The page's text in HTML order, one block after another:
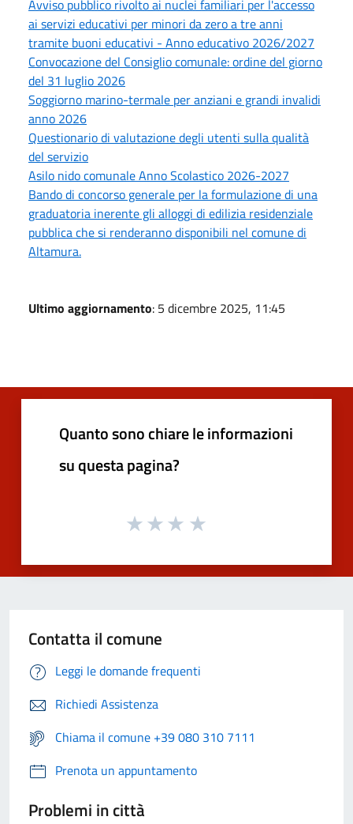
Avviso pubblico rivolto ai nuclei familiari per l'accesso
ai servizi educativi per minori da zero a tre anni
tramite buoni educativi - Anno educativo 2026/2027
Convocazione del Consiglio comunale: ordine del giorno
del 31 luglio 2026
Soggiorno marino-termale per anziani e grandi invalidi
anno 2026
Questionario di valutazione degli utenti sulla qualità
del servizio
Asilo nido comunale Anno Scolastico 2026-2027
Bando di concorso generale per la formulazione di una
graduatoria inerente gli alloggi di edilizia residenziale
pubblica che si renderanno disponibili nel comune di
Altamura.
Ultimo aggiornamento: 5 dicembre 2025, 11:45
Quanto sono chiare le informazioni
su questa pagina?
Contatta il comune
Leggi le domande frequenti
Richiedi Assistenza
Chiama il comune +39 080 310 7111
Prenota un appuntamento
Problemi in città